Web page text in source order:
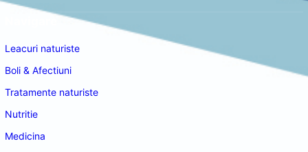
Leacuri naturiste
Boli & Afectiuni
Tratamente naturiste
Nutritie
Medicina